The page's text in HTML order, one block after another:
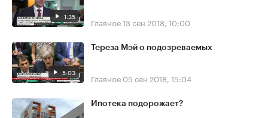
1:35 Главное13 сен 2018, 10:00
5:03
Тереза Мэй о подозреваемых
Главное 05 сен 2018, 15:04
Ипотека подорожает?